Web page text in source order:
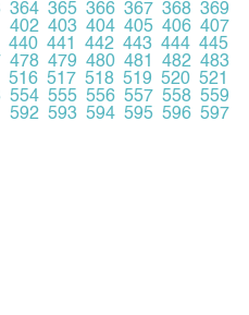
364 365 366 367 368 369
402 403 404 405 406 407
440 441 442 443 444 445
478 479 480 481 482 483
516 517 518 519 520 521
554 555 556 557 558 559
592 593 594 595 596 597